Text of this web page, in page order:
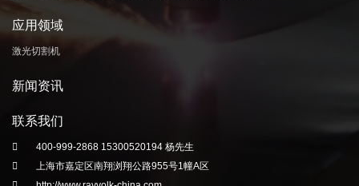
应用领域
激光切割机
新闻资讯
联系我们
400-999-2868 15300520194 杨先生
上海市嘉定区南翔浏翔公路955号1幢A区